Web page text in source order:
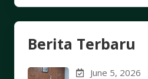
Berita Terbaru
June 5, 2026